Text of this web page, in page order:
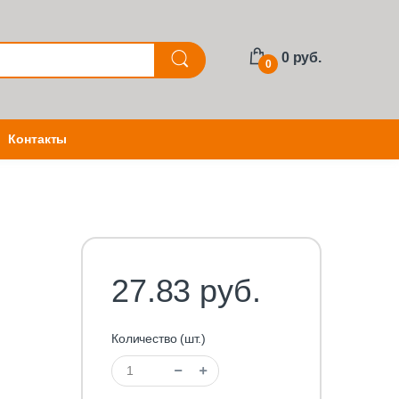
0 0 руб.
Контакты
27.83 руб.
Количество (шт.)